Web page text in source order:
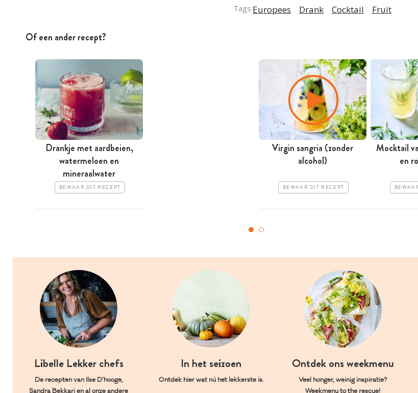
Tags:Europees Drank Cocktail Fruit
Of een ander recept?
Drankje met aardbeien,
watermeloen en
mineraalwater
BEWAAR DIT RECEPT
Virgin sangria (zonder
alcohol)
BEWAAR DIT RECEPT
Mocktail
en
Libelle Lekker chefs
De recepten van Ilse D’hooge,
Sandra Bekkari en al onze andere
In het seizoen
Ontdek hier wat nú het lekkerste is.
Ontdek ons weekmenu
Veel honger, weinig inspiratie?
Weekmenu to the rescue!